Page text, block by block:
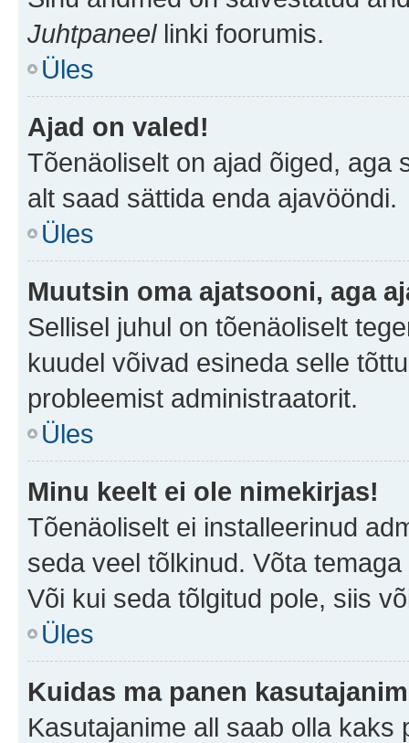
Juhtpaneellinki foorumis.
Üles
Ajad on valed!
Tõenäoliselt on ajad õiged, aga
alt saad sättida enda ajavööndi.
Üles
Muutsin oma ajatsooni, aga
Sellisel juhul on tõenäoliselt
kuudel võivad esineda selle
probleemist administraatorit.
Üles
Minu keelt ei ole nimekirjas!
Tõenäoliselt ei installeerinud
seda veel tõlkinud. Võta
Või kui seda tõlgitud pole, siis
Üles
Kuidas ma panen
Kasutajanime all saab olla kaks